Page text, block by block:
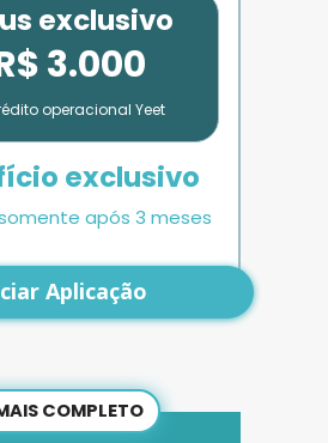
COMPLETO
Aplicação
exclusivo
3.000
operacional Yeet
exclusivo
após 3 meses